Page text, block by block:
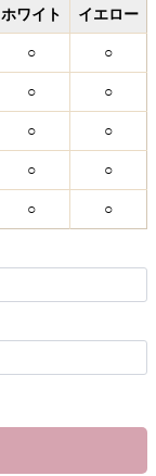
ホワイト イエロー
○ ○
○ ○
○ ○
○ ○
○ ○